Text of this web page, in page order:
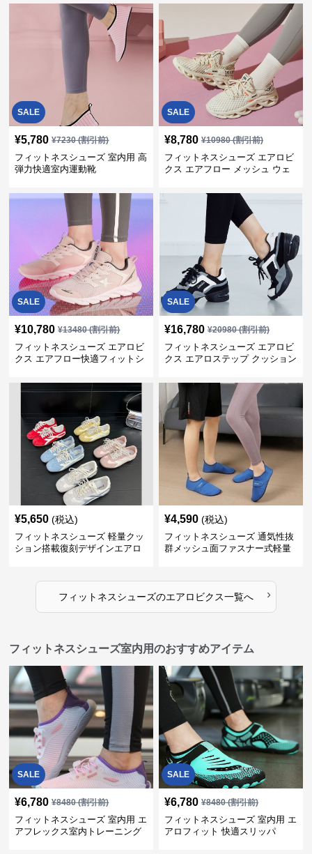
SALE
¥5,780 ¥7230(割引前)
フィットネスシューズ 室内用 高
弾力快適室内運動靴
SALE
¥8,780 ¥10980(割引前)
フィットネスシューズ エアロビ
クス エアフロー メッシュ ウェ
SALE
¥10,780 ¥13480(割引前)
フィットネスシューズ エアロビ
クス エアフロー快適フィットシ
SALE
¥16,780 ¥20980(割引前)
フィットネスシューズ エアロビ
クス エアロステップ クッション
¥5,650 (税込)
フィットネスシューズ 軽量クッ
ション搭載復刻デザインエアロ
¥4,590 (税込)
フィットネスシューズ 通気性抜
群メッシュ面ファスナー式軽量
フィットネスシューズのエアロビクス一覧へ ›
フィットネスシューズ室内用のおすすめアイテム
SALE
¥6,780 ¥8480(割引前)
フィットネスシューズ 室内用 エ
アフレックス室内トレーニング
SALE
¥6,780 ¥8480(割引前)
フィットネスシューズ 室内用 エ
アロフィット 快適スリッパ